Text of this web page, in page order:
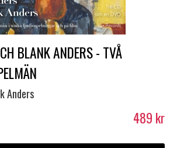
BLANK ANDERS - TVÅ
Anders
489 kr